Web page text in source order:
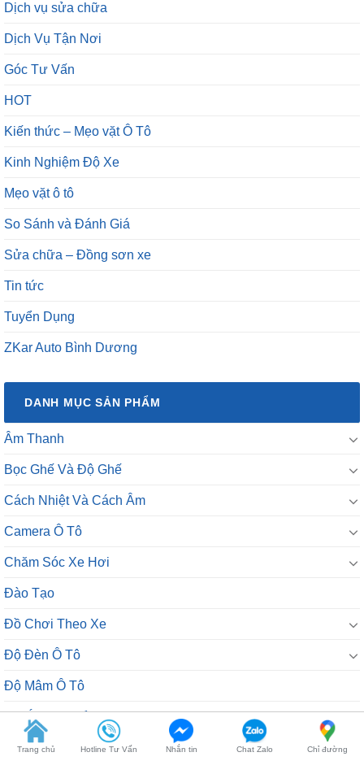
Dịch vụ sửa chữa
Dịch Vụ Tận Nơi
Góc Tư Vấn
HOT
Kiến thức – Mẹo vặt Ô Tô
Kinh Nghiệm Độ Xe
Mẹo vặt ô tô
So Sánh và Đánh Giá
Sửa chữa – Đồng sơn xe
Tin tức
Tuyển Dụng
ZKar Auto Bình Dương
DANH MỤC SẢN PHẨM
Âm Thanh
Bọc Ghế Và Độ Ghế
Cách Nhiệt Và Cách Âm
Camera Ô Tô
Chăm Sóc Xe Hơi
Đào Tạo
Đồ Chơi Theo Xe
Độ Đèn Ô Tô
Độ Mâm Ô Tô
Dự Án Đã Triển Khai
Google Shopping
Trang chủ Hotline Tư Vấn Nhắn tin Chat Zalo Chỉ đường